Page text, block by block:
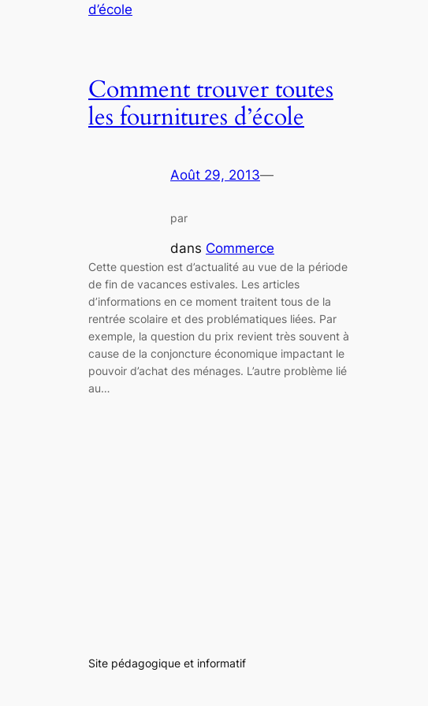
Comment trouver toutes
les fournitures d’école
Août 29, 2013—
par
dans Commerce
Cette question est d’actualité au vue de la période
de fin de vacances estivales. Les articles
d’informations en ce moment traitent tous de la
rentrée scolaire et des problématiques liées. Par
exemple, la question du prix revient très souvent à
cause de la conjoncture économique impactant le
pouvoir d’achat des ménages. L’autre problème lié
au…
Site pédagogique et informatif